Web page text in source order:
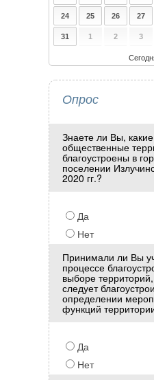
24 25 26 27
31 1 2 3
Опрос
Знаете ли Вы,
общественные
благоустроены в
поселении
2020 гг.?
Да
Нет
Принимали ли Вы
процессе
выборе
следует
определении
функций
Да
Нет